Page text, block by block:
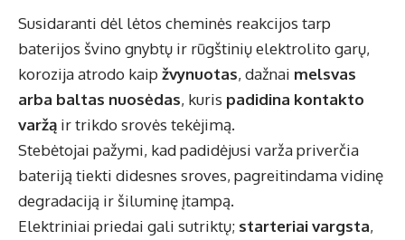
Susidaranti dėl lėtos cheminės reakcijos tarp
baterijos švino gnybtų ir rūgštinių elektrolito garų,
korozija atrodo kaip žvynuotas, dažnai melsvas
arba baltas nuosėdas, kuris padidina kontakto
varžą ir trikdo srovės tekėjimą.
Stebėtojai pažymi, kad padidėjusi varža priverčia
bateriją tiekti didesnes sroves, pagreitindama vidinę
degradaciją ir šiluminę įtampą.
Elektriniai priedai gali sutriktų; starteriai vargsta,